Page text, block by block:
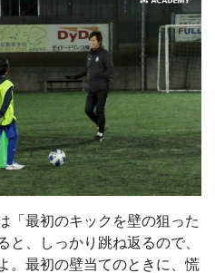
「最初のキックを壁の狙った
と、しっかり跳ね返るので、
。最初の壁当てのときに、慌